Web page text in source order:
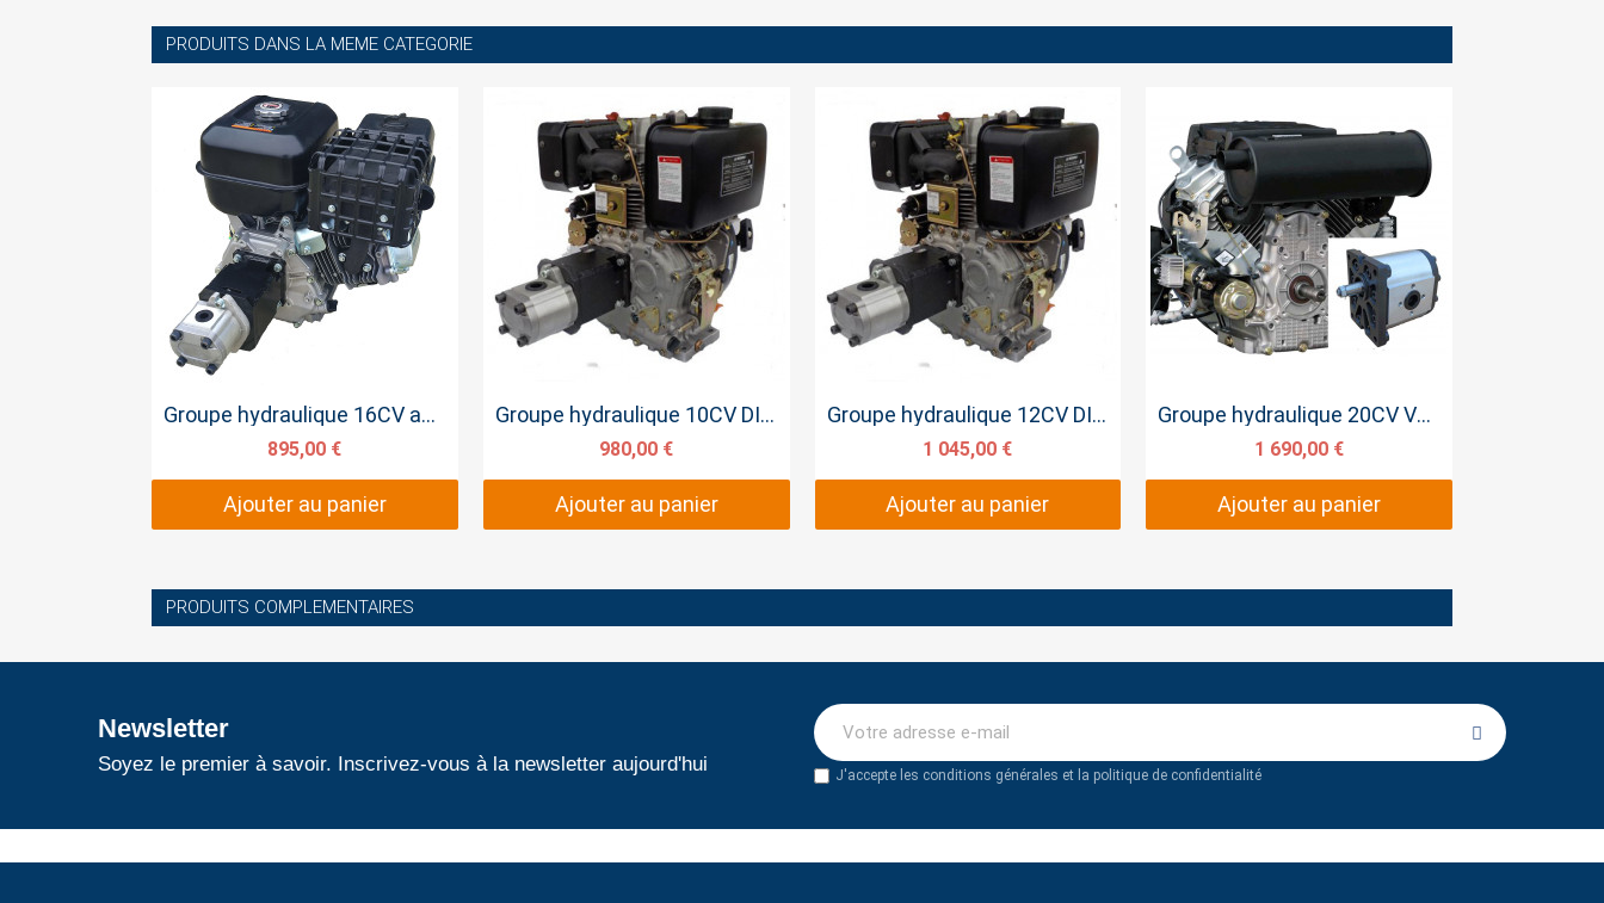
PRODUITS DANS LA MEME CATEGORIE
Aperçu rapide Groupe hydraulique 16CV avec pompe SAE
895,00 €
Ajouter au panier
Aperçu rapide Groupe hydraulique 10CV DIESEL SAE
980,00 €
Ajouter au panier
Aperçu rapide Groupe hydraulique 12CV DIESEL
1 045,00 €
Ajouter au panier
Aperçu rapide Groupe hydraulique 20CV V2 POMPE SAE 14CM3
1 690,00 €
Ajouter au panier
PRODUITS COMPLEMENTAIRES
Newsletter
Soyez le premier à savoir. Inscrivez-vous à la newsletter aujourd'hui
J'accepte les conditions générales et la politique de confidentialité